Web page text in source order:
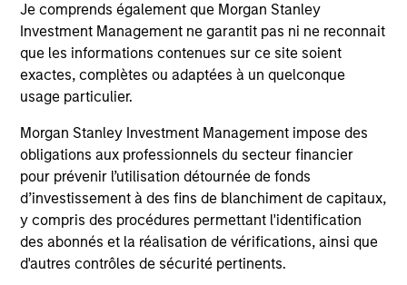
Je comprends également que Morgan Stanley
Investment Management ne garantit pas ni ne reconnait
que les informations contenues sur ce site soient
exactes, complètes ou adaptées à un quelconque
usage particulier.
Morgan Stanley Investment Management impose des
obligations aux professionnels du secteur financier
pour prévenir l’utilisation détournée de fonds
d’investissement à des fins de blanchiment de capitaux,
y compris des procédures permettant l'identification
des abonnés et la réalisation de vérifications, ainsi que
d'autres contrôles de sécurité pertinents.
sources outside mainstream Wall Street in order to help
enhance its knowledge and inform investment decisions.
3
Value-added through focus on broader
perspective
The investment team analyzes companies across the
market-capitalization spectrum, and each team member
typically follows more than one industry where the
business models are distinctly different.